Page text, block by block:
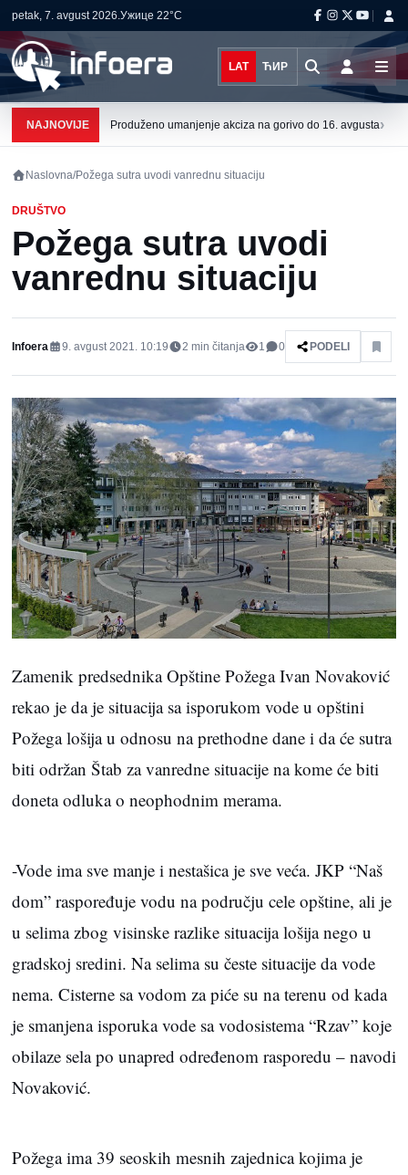
petak, 7. avgust 2026.Ужице 22°C
LAT ЋИР
NAJNOVIJE Produženo umanjenje akciza na gorivo do 16. avgusta›
Naslovna/Požega sutra uvodi vanrednu situaciju
DRUŠTVO
Požega sutra uvodi
vanrednu situaciju
Infoera 9. avgust 2021. 10:19 2 min čitanja 1 0 PODELI
Zamenik predsednika Opštine Požega Ivan Novaković
rekao je da je situacija sa isporukom vode u opštini
Požega lošija u odnosu na prethodne dane i da će sutra
biti održan Štab za vanredne situacije na kome će biti
doneta odluka o neophodnim merama.
-Vode ima sve manje i nestašica je sve veća. JKP “Naš
dom” raspoređuje vodu na području cele opštine, ali je
u selima zbog visinske razlike situacija lošija nego u
gradskoj sredini. Na selima su česte situacije da vode
nema. Cisterne sa vodom za piće su na terenu od kada
je smanjena isporuka vode sa vodosistema “Rzav” koje
obilaze sela po unapred određenom rasporedu – navodi
Novaković.
Požega ima 39 seoskih mesnih zajednica kojima je